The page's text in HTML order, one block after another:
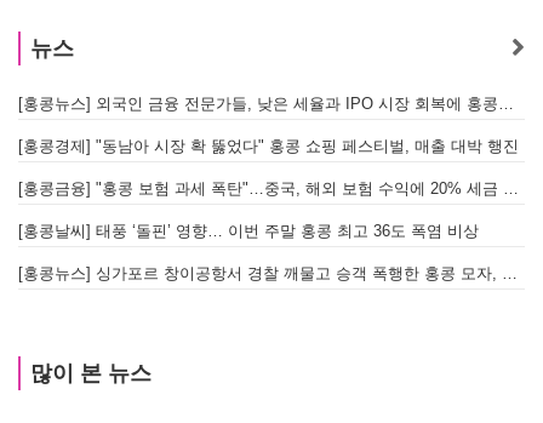
뉴스
[홍콩뉴스] 외국인 금융 전문가들, 낮은 세율과 IPO 시장 회복에 홍콩으로 '대거 복귀'
[홍콩경제] "동남아 시장 확 뚫었다" 홍콩 쇼핑 페스티벌, 매출 대박 행진
[홍콩금융] "홍콩 보험 과세 폭탄"…중국, 해외 보험 수익에 20% 세금 부과로 관련주 급락
[홍콩날씨] 태풍 ‘돌핀’ 영향… 이번 주말 홍콩 최고 36도 폭염 비상
[홍콩뉴스] 싱가포르 창이공항서 경찰 깨물고 승객 폭행한 홍콩 모자, 결국 감옥행
많이 본 뉴스